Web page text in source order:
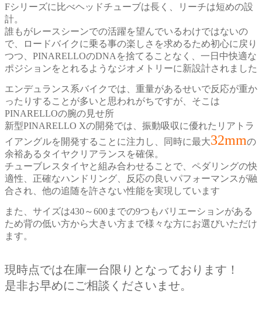
Fシリーズに比べヘッドチューブは長く、リーチは短めの設
計。
誰もがレースシーンでの活躍を望んでいるわけではないの
で、ロードバイクに乗る事の楽しさを求めるため初心に戻り
つつ、PINARELLOのDNAを捨てることなく、 一日中快適な
ポジションをとれるようなジオメトリーに新設計されました
エンデュランス系バイクでは、重量があるせいで反応が重か
ったりすることが多いと思われがちですが、そこは
PINARELLOの腕の見せ所
新型PINARELLO Xの開発では、振動吸収に優れたリアトラ
イアングルを開発することに注力し、同時に最大32mmの
余裕あるタイヤクリアランスを確保。
チューブレスタイヤと組み合わせることで、ペダリングの快
適性、正確なハンドリング、反応の良いパフォーマンスが融
合され、他の追随を許さない性能を実現しています
また、サイズは430～600までの9つもバリエーションがある
ため背の低い方から大きい方まで様々な方にお選びいただけ
ます。
現時点では在庫一台限りとなっております！
是非お早めにご相談くださいませ。